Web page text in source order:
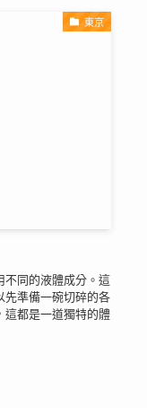
東京
不同的液體成分。這
先準備一碗切碎的各
這都是一道獨特的體